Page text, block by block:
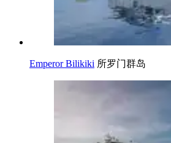
Emperor Bilikiki 所罗门群岛